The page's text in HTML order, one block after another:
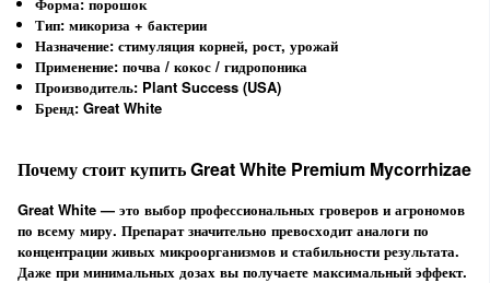
Тип: микориза + бактерии
Назначение: стимуляция корней, рост, урожай
Применение: почва / кокос / гидропоника
Производитель: Plant Success (USA)
Бренд: Great White
Почему стоит купить Great White Premium Mycorrhizae
Great White — это выбор профессиональных гроверов и агрономов
по всему миру. Препарат значительно превосходит аналоги по
концентрации живых микроорганизмов и стабильности результата.
Даже при минимальных дозах вы получаете максимальный эффект.